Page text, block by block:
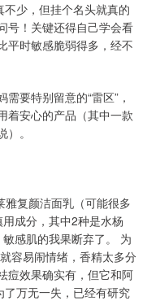
不少，但挂个名头就真的
号！关键还得自己学会看
平时敏感脆弱得多，经不
要特别留意的“雷区”，
着安心的产品（其中一款
。
复颜洁面乳（可能很多
成分，其中2种是水杨
感肌的我果断弃了。 为
容易闹情绪，香精太多分
痘效果确实有，但它和阿
了万无一失，已经有研究